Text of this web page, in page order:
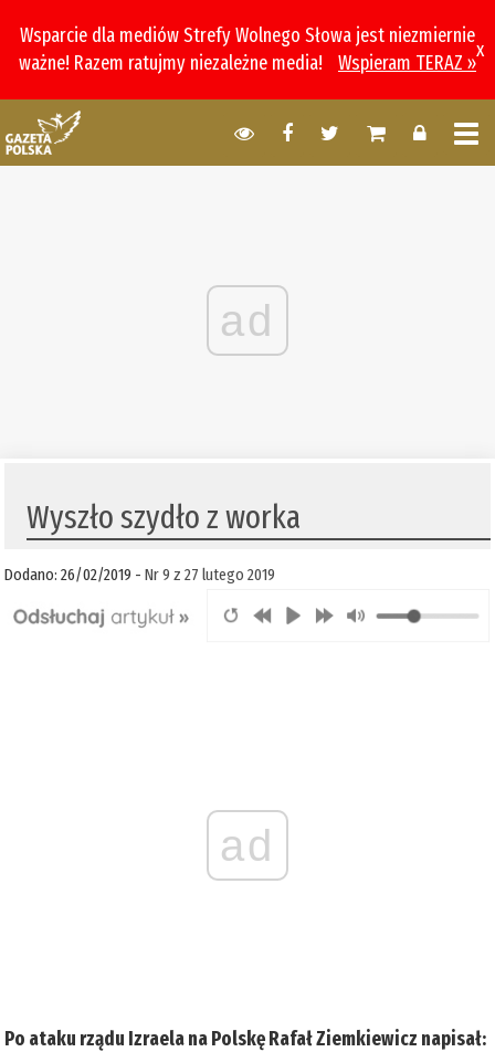
Wsparcie dla mediów Strefy Wolnego Słowa jest niezmiernie
ważne! Razem ratujmy niezależne media!
Wspieram TERAZ »
x
ad
Wyszło szydło z worka
Dodano: 26/02/2019 -Nr 9 z 27 lutego 2019
ad
Po ataku rządu Izraela na Polskę Rafał Ziemkiewicz napisał: